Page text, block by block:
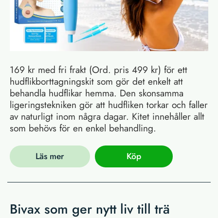
169 kr med fri frakt (Ord. pris 499 kr) för ett
hudflikborttagningskit som gör det enkelt att
behandla hudflikar hemma. Den skonsamma
ligeringstekniken gör att hudfliken torkar och faller
av naturligt inom några dagar. Kitet innehåller allt
som behövs för en enkel behandling.
Läs mer Köp
Bivax som ger nytt liv till trä